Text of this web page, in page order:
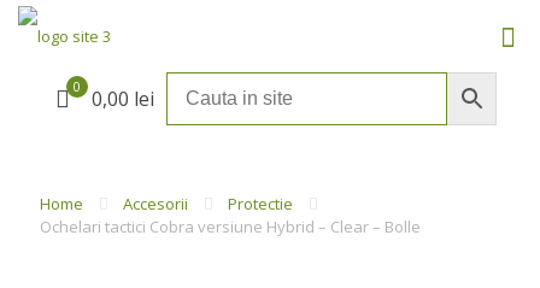
0 0,00 lei
Home Accesorii
Protectie
Ochelari tactici Cobra versiune Hybrid – Clear – Bolle